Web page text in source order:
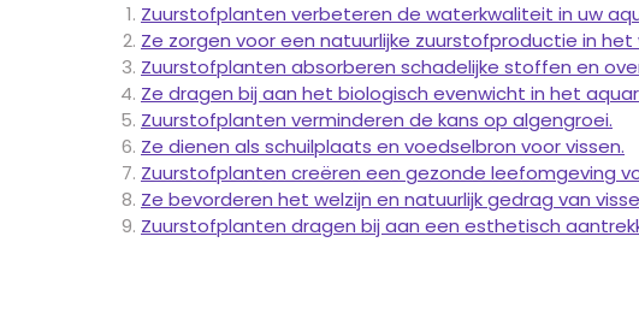
Zuurstofplanten verbeteren de waterkwaliteit in uw
Ze zorgen voor een natuurlijke zuurstofproductie in het
Zuurstofplanten absorberen schadelijke stoffen en
Ze dragen bij aan het biologisch evenwicht in het
Zuurstofplanten verminderen de kans op algengroei.
Ze dienen als schuilplaats en voedselbron voor vissen.
Zuurstofplanten creëren een gezonde leefomgeving
Ze bevorderen het welzijn en natuurlijk gedrag van
Zuurstofplanten dragen bij aan een esthetisch